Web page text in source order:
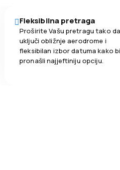
Fleksibilna pretraga
Proširite Vašu pretragu tako da
uključi obližnje aerodrome i
fleksibilan izbor datuma kako bi
pronašli najjeftiniju opciju.